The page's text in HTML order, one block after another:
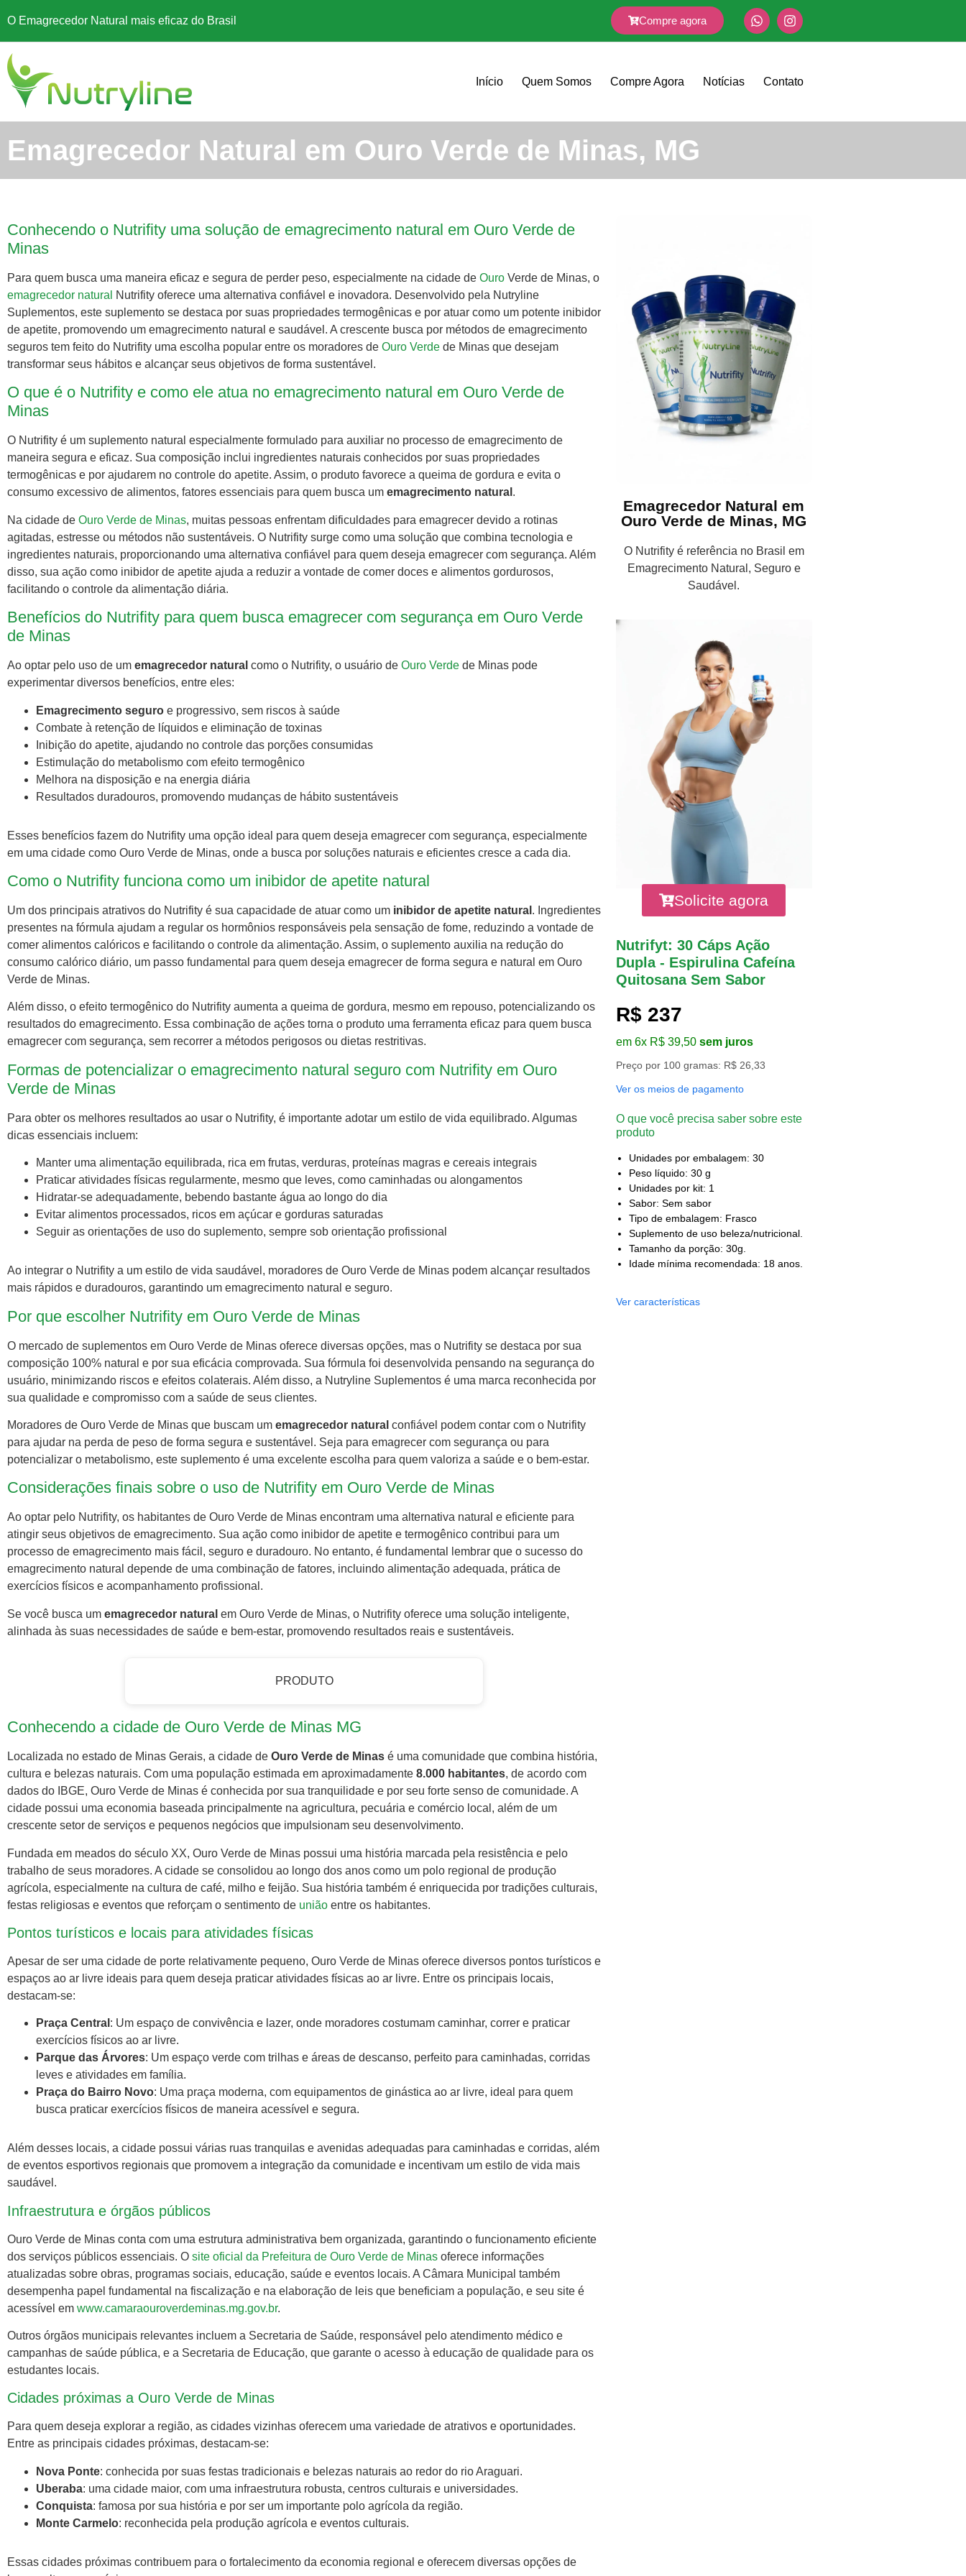
O Emagrecedor Natural mais eficaz do Brasil Compre agora
Início Quem Somos Compre Agora Notícias Contato
Emagrecedor Natural em Ouro Verde de Minas, MG
Conhecendo o Nutrifity uma solução de emagrecimento natural em Ouro Verde de
Minas
Para quem busca uma maneira eficaz e segura de perder peso, especialmente na cidade de Ouro Verde de Minas, o
emagrecedor natural
Nutrifity oferece uma alternativa confiável e inovadora. Desenvolvido pela Nutryline
Suplementos, este suplemento se destaca por suas propriedades termogênicas e por atuar como um potente inibidor
de apetite, promovendo um emagrecimento natural e saudável. A crescente busca por métodos de emagrecimento
seguros tem feito do Nutrifity uma escolha popular entre os moradores de Ouro Verde de Minas que desejam
transformar seus hábitos e alcançar seus objetivos de forma sustentável.
O que é o Nutrifity e como ele atua no emagrecimento natural em Ouro Verde de
Minas
O Nutrifity é um suplemento natural especialmente formulado para auxiliar no processo de emagrecimento de
maneira segura e eficaz. Sua composição inclui ingredientes naturais conhecidos por suas propriedades
termogênicas e por ajudarem no controle do apetite. Assim, o produto favorece a queima de gordura e evita o
consumo excessivo de alimentos, fatores essenciais para quem busca um emagrecimento natural .
Na cidade de Ouro Verde de Minas, muitas pessoas enfrentam dificuldades para emagrecer devido a rotinas
agitadas, estresse ou métodos não sustentáveis. O Nutrifity surge como uma solução que combina tecnologia e
ingredientes naturais, proporcionando uma alternativa confiável para quem deseja emagrecer com segurança. Além
disso, sua ação como inibidor de apetite ajuda a reduzir a vontade de comer doces e alimentos gordurosos,
facilitando o controle da alimentação diária.
Benefícios do Nutrifity para quem busca emagrecer com segurança em Ouro Verde
de Minas
Ao optar pelo uso de um emagrecedor natural como o Nutrifity, o usuário de Ouro Verde de Minas pode
experimentar diversos benefícios, entre eles:
Emagrecimento seguro e progressivo, sem riscos à saúde
Combate à retenção de líquidos e eliminação de toxinas
Inibição do apetite, ajudando no controle das porções consumidas
Estimulação do metabolismo com efeito termogênico
Melhora na disposição e na energia diária
Resultados duradouros, promovendo mudanças de hábito sustentáveis
Esses benefícios fazem do Nutrifity uma opção ideal para quem deseja emagrecer com segurança, especialmente
em uma cidade como Ouro Verde de Minas, onde a busca por soluções naturais e eficientes cresce a cada dia.
Como o Nutrifity funciona como um inibidor de apetite natural
Um dos principais atrativos do Nutrifity é sua capacidade de atuar como um inibidor de apetite natural . Ingredientes
presentes na fórmula ajudam a regular os hormônios responsáveis pela sensação de fome, reduzindo a vontade de
comer alimentos calóricos e facilitando o controle da alimentação. Assim, o suplemento auxilia na redução do
consumo calórico diário, um passo fundamental para quem deseja emagrecer de forma segura e natural em Ouro
Verde de Minas.
Além disso, o efeito termogênico do Nutrifity aumenta a queima de gordura, mesmo em repouso, potencializando os
resultados do emagrecimento. Essa combinação de ações torna o produto uma ferramenta eficaz para quem busca
emagrecer com segurança, sem recorrer a métodos perigosos ou dietas restritivas.
Formas de potencializar o emagrecimento natural seguro com Nutrifity em Ouro
Verde de Minas
Para obter os melhores resultados ao usar o Nutrifity, é importante adotar um estilo de vida equilibrado. Algumas
dicas essenciais incluem:
Manter uma alimentação equilibrada, rica em frutas, verduras, proteínas magras e cereais integrais
Praticar atividades físicas regularmente, mesmo que leves, como caminhadas ou alongamentos
Hidratar-se adequadamente, bebendo bastante água ao longo do dia
Evitar alimentos processados, ricos em açúcar e gorduras saturadas
Seguir as orientações de uso do suplemento, sempre sob orientação profissional
Ao integrar o Nutrifity a um estilo de vida saudável, moradores de Ouro Verde de Minas podem alcançar resultados
mais rápidos e duradouros, garantindo um emagrecimento natural e seguro.
Por que escolher Nutrifity em Ouro Verde de Minas
O mercado de suplementos em Ouro Verde de Minas oferece diversas opções, mas o Nutrifity se destaca por sua
composição 100% natural e por sua eficácia comprovada. Sua fórmula foi desenvolvida pensando na segurança do
usuário, minimizando riscos e efeitos colaterais. Além disso, a Nutryline Suplementos é uma marca reconhecida por
sua qualidade e compromisso com a saúde de seus clientes.
Moradores de Ouro Verde de Minas que buscam um emagrecedor natural confiável podem contar com o Nutrifity
para ajudar na perda de peso de forma segura e sustentável. Seja para emagrecer com segurança ou para
potencializar o metabolismo, este suplemento é uma excelente escolha para quem valoriza a saúde e o bem-estar.
Considerações finais sobre o uso de Nutrifity em Ouro Verde de Minas
Ao optar pelo Nutrifity, os habitantes de Ouro Verde de Minas encontram uma alternativa natural e eficiente para
atingir seus objetivos de emagrecimento. Sua ação como inibidor de apetite e termogênico contribui para um
processo de emagrecimento mais fácil, seguro e duradouro. No entanto, é fundamental lembrar que o sucesso do
emagrecimento natural depende de uma combinação de fatores, incluindo alimentação adequada, prática de
exercícios físicos e acompanhamento profissional.
Se você busca um emagrecedor natural em Ouro Verde de Minas, o Nutrifity oferece uma solução inteligente,
alinhada às suas necessidades de saúde e bem-estar, promovendo resultados reais e sustentáveis.
PRODUTO
Conhecendo a cidade de Ouro Verde de Minas MG
Localizada no estado de Minas Gerais, a cidade de Ouro Verde de Minas é uma comunidade que combina história,
cultura e belezas naturais. Com uma população estimada em aproximadamente 8.000 habitantes, de acordo com
dados do IBGE, Ouro Verde de Minas é conhecida por sua tranquilidade e por seu forte senso de comunidade. A
cidade possui uma economia baseada principalmente na agricultura, pecuária e comércio local, além de um
crescente setor de serviços e pequenos negócios que impulsionam seu desenvolvimento.
Fundada em meados do século XX, Ouro Verde de Minas possui uma história marcada pela resistência e pelo
trabalho de seus moradores. A cidade se consolidou ao longo dos anos como um polo regional de produção
agrícola, especialmente na cultura de café, milho e feijão. Sua história também é enriquecida por tradições culturais,
festas religiosas e eventos que reforçam o sentimento de união entre os habitantes.
Pontos turísticos e locais para atividades físicas
Apesar de ser uma cidade de porte relativamente pequeno, Ouro Verde de Minas oferece diversos pontos turísticos e
espaços ao ar livre ideais para quem deseja praticar atividades físicas ao ar livre. Entre os principais locais,
destacam-se:
Praça Central : Um espaço de convivência e lazer, onde moradores costumam caminhar, correr e praticar
exercícios físicos ao ar livre.
Parque das Árvores: Um espaço verde com trilhas e áreas de descanso, perfeito para caminhadas, corridas
leves e atividades em família.
Praça do Bairro Novo: Uma praça moderna, com equipamentos de ginástica ao ar livre, ideal para quem
busca praticar exercícios físicos de maneira acessível e segura.
Além desses locais, a cidade possui várias ruas tranquilas e avenidas adequadas para caminhadas e corridas, além
de eventos esportivos regionais que promovem a integração da comunidade e incentivam um estilo de vida mais
saudável.
Infraestrutura e órgãos públicos
Ouro Verde de Minas conta com uma estrutura administrativa bem organizada, garantindo o funcionamento eficiente
dos serviços públicos essenciais. O site oficial da Prefeitura de Ouro Verde de Minas oferece informações
atualizadas sobre obras, programas sociais, educação, saúde e eventos locais. A Câmara Municipal também
desempenha papel fundamental na fiscalização e na elaboração de leis que beneficiam a população, e seu site é
acessível em www.camaraouroverdeminas.mg.gov.br.
Outros órgãos municipais relevantes incluem a Secretaria de Saúde, responsável pelo atendimento médico e
campanhas de saúde pública, e a Secretaria de Educação, que garante o acesso à educação de qualidade para os
estudantes locais.
Cidades próximas a Ouro Verde de Minas
Para quem deseja explorar a região, as cidades vizinhas oferecem uma variedade de atrativos e oportunidades.
Entre as principais cidades próximas, destacam-se:
Nova Ponte: conhecida por suas festas tradicionais e belezas naturais ao redor do rio Araguari.
Uberaba: uma cidade maior, com uma infraestrutura robusta, centros culturais e universidades.
Conquista: famosa por sua história e por ser um importante polo agrícola da região.
Monte Carmelo: reconhecida pela produção agrícola e eventos culturais.
Essas cidades próximas contribuem para o fortalecimento da economia regional e oferecem diversas opções de
Emagrecedor Natural em
Ouro Verde de Minas, MG
O Nutrifity é referência no Brasil em
Emagrecimento Natural, Seguro e
Saudável.
Solicite agora
Nutrifyt: 30 Cáps Ação
Dupla - Espirulina Cafeína
Quitosana Sem Sabor
R$ 237
em 6x R$ 39,50 sem juros
Preço por 100 gramas: R$ 26,33
Ver os meios de pagamento
O que você precisa saber sobre este
produto
Unidades por embalagem: 30
Peso líquido: 30 g
Unidades por kit: 1
Sabor: Sem sabor
Tipo de embalagem: Frasco
Suplemento de uso beleza/nutricional.
Tamanho da porção: 30g.
Idade mínima recomendada: 18 anos.
Ver características